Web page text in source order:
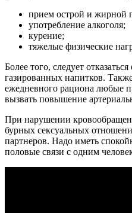
прием острой и жирной
употребление алкоголя;
курение;
тяжелые физические
Более того, следует
газированных напитков.
ежедневного рациона любые
вызвать повышение
При нарушении
бурных сексуальных
партнеров. Надо иметь
половые связи с одним